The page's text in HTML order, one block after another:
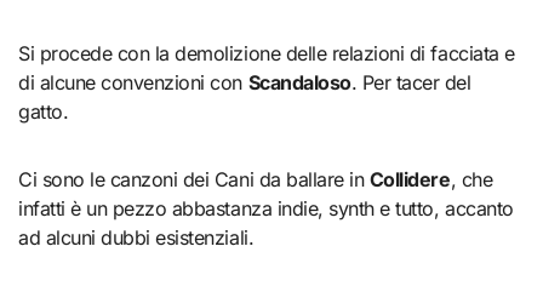
Si procede con la demolizione delle relazioni di facciata e
di alcune convenzioni con Scandaloso. Per tacer del
gatto.
Ci sono le canzoni dei Cani da ballare in Collidere, che
infatti è un pezzo abbastanza indie, synth e tutto, accanto
ad alcuni dubbi esistenziali.